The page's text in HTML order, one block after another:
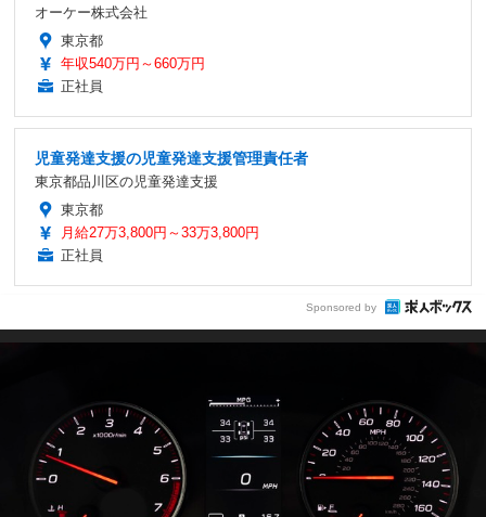
オーケー株式会社
東京都
年収540万円～660万円
正社員
児童発達支援の児童発達支援管理責任者
東京都品川区の児童発達支援
東京都
月給27万3,800円～33万3,800円
正社員
Sponsored by